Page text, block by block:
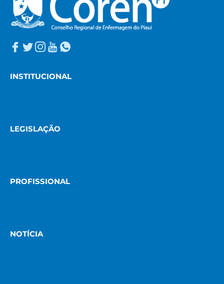
INSTITUCIONAL
LEGISLAÇÃO
PROFISSIONAL
NOTÍCIA